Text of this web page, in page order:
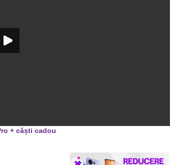
+ căști cadou